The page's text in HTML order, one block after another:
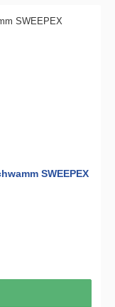
SWEEPEX